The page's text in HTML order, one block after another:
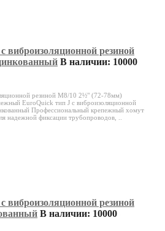
виброизоляционной резиной
В наличии: 10000
резиной M8/10 2½" (72-78мм)
EuroQuick тип J с виброизоляционной
Профессиональный крепежный хомут
надежной фиксации трубопроводов, ..
виброизоляционной резиной
В наличии: 10000